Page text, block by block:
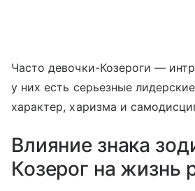
Часто девочки-Козероги —
у них есть серьезные
характер, харизма и
Влияние знака
Козерог на жизнь